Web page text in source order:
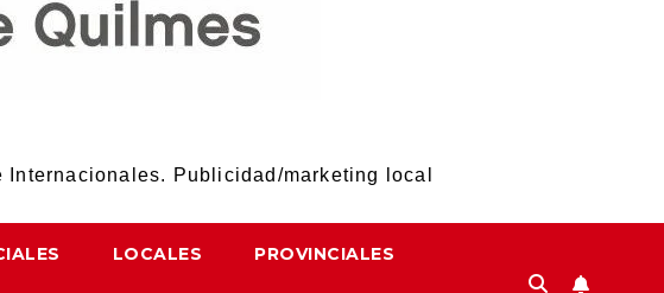
Publicidad/marketing local
LOCALES PROVINCIALES